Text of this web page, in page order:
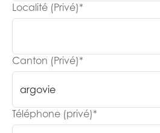
Localité (Privé)*
Canton (Privé)*
Téléphone (privé)*